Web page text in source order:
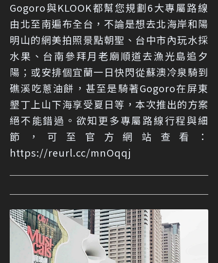
Gogoro與KLOOK都幫您規劃6大專屬路線
由北至南遍布全台，不論是想去北海岸和陽
明山的網美拍照景點朝聖、台中市內玩水採
水果、台南參拜月老廟順道去漁光島追夕
陽；或安排個宜蘭一日快閃從蘇澳冷泉騎到
礁溪吃蔥油餅，甚至是騎著Gogoro在屏東
墾丁上山下海享受夏日等，本次推出的方案
絕不能錯過。欲知更多專屬路線行程與細
節，可至官方網站查看：
https://reurl.cc/mnOqqj